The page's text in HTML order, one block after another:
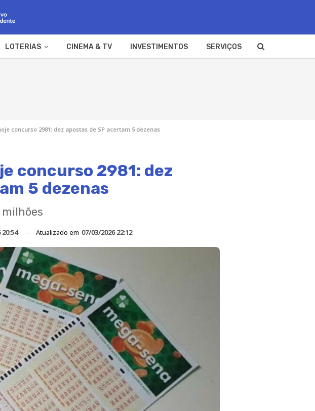
LOTERIAS CINEMA & TV INVESTIMENTOS SERVIÇOS
concurso 2981: dez apostas de SP acertam 5 dezenas
concurso 2981: dez
5 dezenas
milhões
Atualizado em 07/03/2026 22:12